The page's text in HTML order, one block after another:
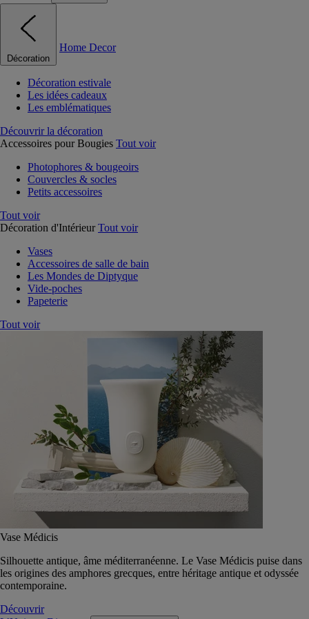
Décoration
Home Decor
Décoration estivale
Les idées cadeaux
Les emblématiques
Découvrir la décoration
Accessoires pour Bougies Tout voir
Photophores & bougeoirs
Couvercles & socles
Petits accessoires
Tout voir
Décoration d'Intérieur Tout voir
Vases
Accessoires de salle de bain
Les Mondes de Diptyque
Vide-poches
Papeterie
Tout voir
Vase Médicis
Silhouette antique, âme méditerranéenne. Le Vase Médicis puise dans
les origines des amphores grecques, entre héritage antique et odyssée
contemporaine.
Découvrir